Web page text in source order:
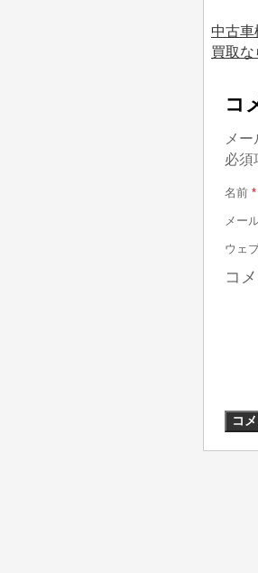
中古
買取
コ
メ
必須
名前 *
メー
ウェ
コ